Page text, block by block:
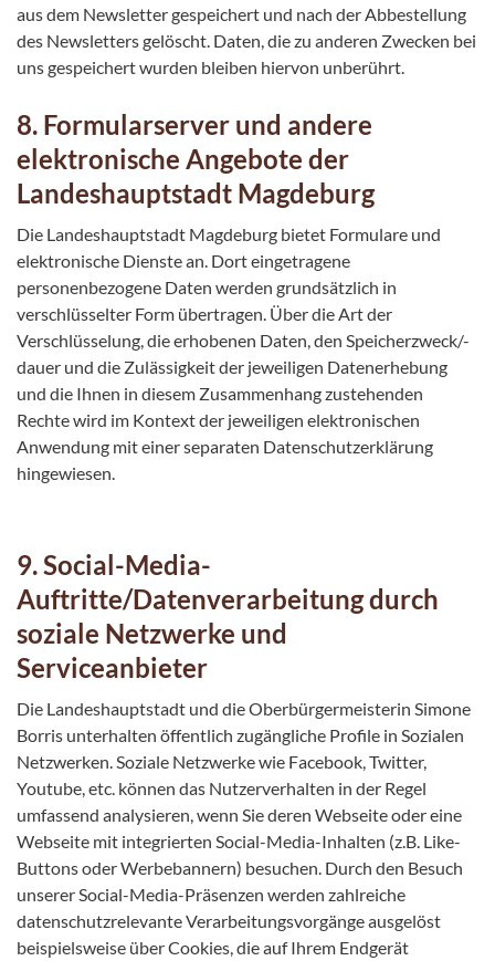
aus dem Newsletter gespeichert und nach der Abbestellung
des Newsletters gelöscht. Daten, die zu anderen Zwecken bei
uns gespeichert wurden bleiben hiervon unberührt.
8. Formularserver und andere
elektronische Angebote der
Landeshauptstadt Magdeburg
Die Landeshauptstadt Magdeburg bietet Formulare und
elektronische Dienste an. Dort eingetragene
personenbezogene Daten werden grundsätzlich in
verschlüsselter Form übertragen. Über die Art der
Verschlüsselung, die erhobenen Daten, den Speicherzweck/-
dauer und die Zulässigkeit der jeweiligen Datenerhebung
und die Ihnen in diesem Zusammenhang zustehenden
Rechte wird im Kontext der jeweiligen elektronischen
Anwendung mit einer separaten Datenschutzerklärung
hingewiesen.
9. Social-Media-
Auftritte/Datenverarbeitung durch
soziale Netzwerke und
Serviceanbieter
Die Landeshauptstadt und die Oberbürgermeisterin Simone
Borris unterhalten öffentlich zugängliche Profile in Sozialen
Netzwerken. Soziale Netzwerke wie Facebook, Twitter,
Youtube, etc. können das Nutzerverhalten in der Regel
umfassend analysieren, wenn Sie deren Webseite oder eine
Webseite mit integrierten Social-Media-Inhalten (z.B. Like-
Buttons oder Werbebannern) besuchen. Durch den Besuch
unserer Social-Media-Präsenzen werden zahlreiche
datenschutzrelevante Verarbeitungsvorgänge ausgelöst
beispielsweise über Cookies, die auf Ihrem Endgerät